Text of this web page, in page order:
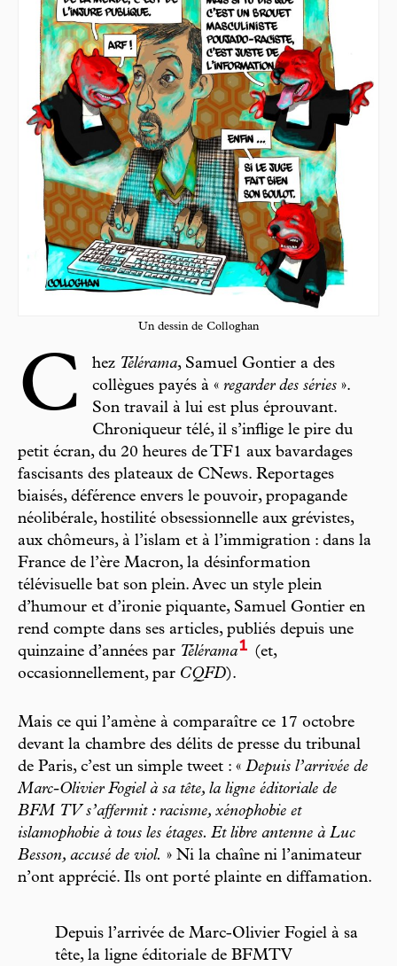
Un dessin de Colloghan
C hez Télérama, Samuel Gontier a des
collègues payés à « regarder des séries ».
Son travail à lui est plus éprouvant.
Chroniqueur télé, il s’inflige le pire du
petit écran, du 20 heures de TF1 aux bavardages
fascisants des plateaux de CNews. Reportages
biaisés, déférence envers le pouvoir, propagande
néolibérale, hostilité obsessionnelle aux grévistes,
aux chômeurs, à l’islam et à l’immigration : dans la
France de l’ère Macron, la désinformation
télévisuelle bat son plein. Avec un style plein
d’humour et d’ironie piquante, Samuel Gontier en
rend compte dans ses articles, publiés depuis une
quinzaine d’années par Télérama1 (et,
occasionnellement, par CQFD).
Mais ce qui l’amène à comparaître ce 17 octobre
devant la chambre des délits de presse du tribunal
de Paris, c’est un simple tweet : « Depuis l’arrivée de
Marc-Olivier Fogiel à sa tête, la ligne éditoriale de
BFM TV s’affermit : racisme, xénophobie et
islamophobie à tous les étages. Et libre antenne à Luc
Besson, accusé de viol. » Ni la chaîne ni l’animateur
n’ont apprécié. Ils ont porté plainte en diffamation.
Depuis l’arrivée de Marc-Olivier Fogiel à sa
tête, la ligne éditoriale de BFMTV